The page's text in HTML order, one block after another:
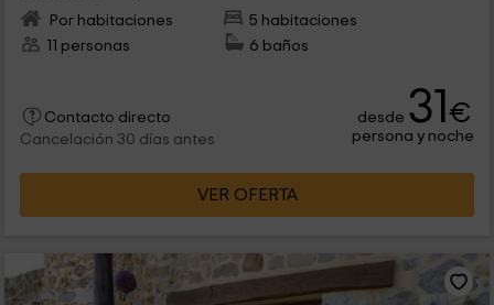
Por habitaciones
5 habitaciones
11 personas
6 baños
Contacto directo
Cancelación 30 días antes
desde 31€
persona y noche
VER OFERTA